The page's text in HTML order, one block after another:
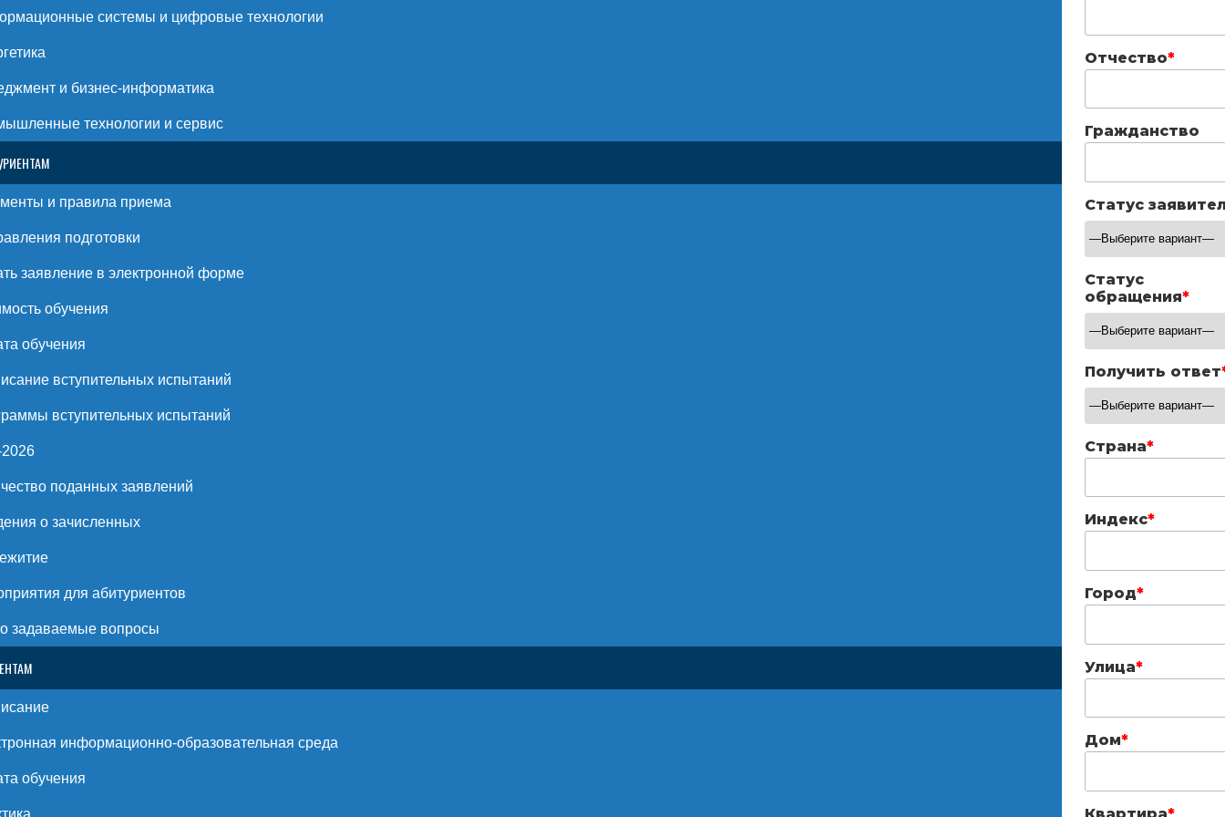
системы и цифровые технологии
и бизнес-информатика
технологии и сервис
и правила приема
подготовки
заявление в электронной форме
обучения
обучения
вступительных испытаний
вступительных испытаний
поданных заявлений
о зачисленных
для абитуриентов
задаваемые вопросы
информационно-образовательная среда
обучения
Отчество*
Гражданство
Статус
Статус
обращения*
Получить ответ
Страна*
Индекс*
Город*
Улица*
Дом*